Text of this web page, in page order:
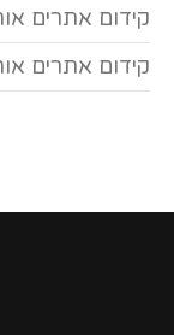
קידום אתרים
קידום אתרים